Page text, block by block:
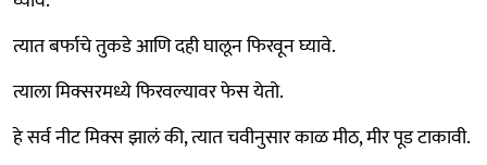
त्यात बर्फाचे तुकडे आणि दही घालून फिरवून घ्यावे.
त्याला मिक्सरमध्ये फिरवल्यावर फेस येतो.
हे सर्व नीट मिक्स झालं की, त्यात चवीनुसार काळ मीठ, मीर पूड टाकावी.